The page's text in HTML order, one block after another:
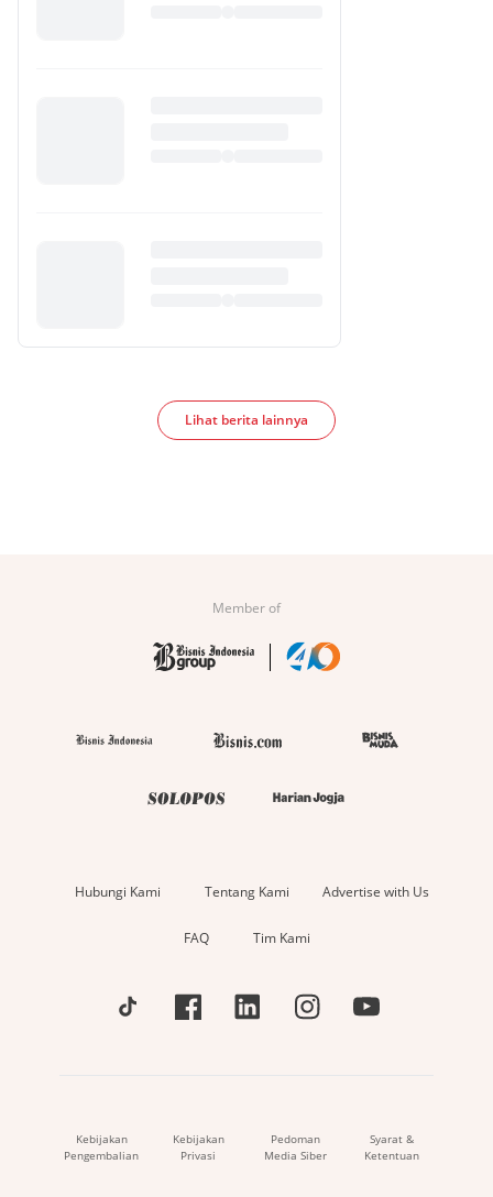
Lihat berita lainnya
Member of
Hubungi Kami Tentang Kami Advertise with Us
FAQ Tim Kami
Kebijakan
Pengembalian
Kebijakan
Privasi
Pedoman
Media Siber
Syarat &
Ketentuan